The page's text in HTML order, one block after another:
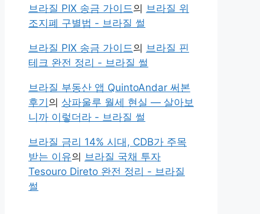
브라질 PIX 송금 가이드의 브라질 위
조지폐 구별법 - 브라질 썰
브라질 PIX 송금 가이드의 브라질 핀
테크 완전 정리 - 브라질 썰
브라질 부동산 앱 QuintoAndar 써본
후기 의 상파울루 월세 현실 — 살아보
니까 이렇더라 - 브라질 썰
브라질 금리 14% 시대, CDB가 주목
받는 이유의 브라질 국채 투자
Tesouro Direto 완전 정리 - 브라질
썰